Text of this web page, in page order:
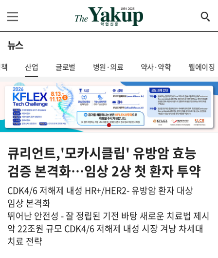
뉴스
산업 글로벌 병원·의료 약사·약학 웰에이징
큐리언트,'모카시클립' 유방암 효능
검증 본격화…임상 2상 첫 환자 투약
CDK4/6 저해제 내성 HR+/HER2- 유방암 환자 대상
임상 본격화
뛰어난 안전성 - 잘 정립된 기전 바탕 새로운 치료법 제시
약 22조원 규모 CDK4/6 저해제 내성 시장 겨냥 차세대
치료 전략